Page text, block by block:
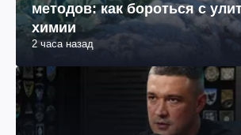
методов: как бороться с
химии
2 часа назад